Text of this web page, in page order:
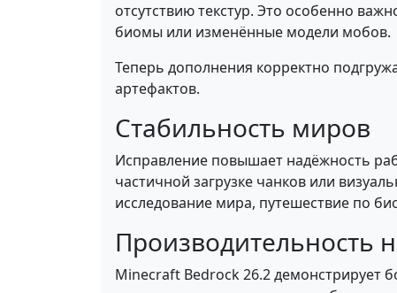
отсутствию текстур. Это особенно
биомы или изменённые модели мобов.
Теперь дополнения корректно
артефактов.
Стабильность миров
Исправление повышает надёжность
частичной загрузке чанков или
исследование мира, путешествие по
Производительность
Minecraft Bedrock 26.2 демонстрирует